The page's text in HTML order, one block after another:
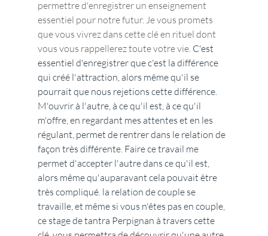
permettre d'enregistrer un enseignement
essentiel pour notre futur. Je vous promets
que vous vivrez dans cette clé en rituel dont
vous vous rappellerez toute votre vie. C'est
essentiel d'enregistrer que c'est la différence
qui créé l'attraction, alors même qu'il se
pourrait que nous rejetions cette différence.
M'ouvrir à l'autre, à ce qu'il est, à ce qu'il
m'offre, en regardant mes attentes et en les
régulant, permet de rentrer dans le relation de
façon très différente. Faire ce travail me
permet d'accepter l'autre dans ce qu'il est,
alors même qu'auparavant cela pouvait être
très compliqué. la relation de couple se
travaille, et même si vous n'êtes pas en couple,
ce stage de tantra Perpignan à travers cette